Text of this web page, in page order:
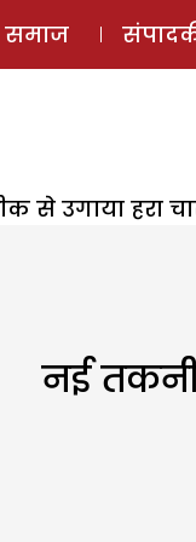
समाज
से उगाया हरा
नई